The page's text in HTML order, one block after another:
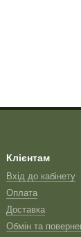
Клієнтам
Вхід до кабінету
Оплата
Доставка
Обмін та